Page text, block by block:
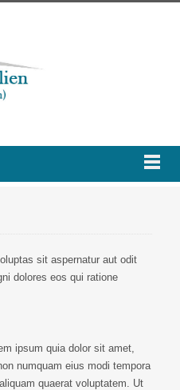
sit aspernatur aut odit
dolores eos qui ratione
ipsum quia dolor sit amet,
numquam eius modi tempora
quaerat voluptatem. Ut